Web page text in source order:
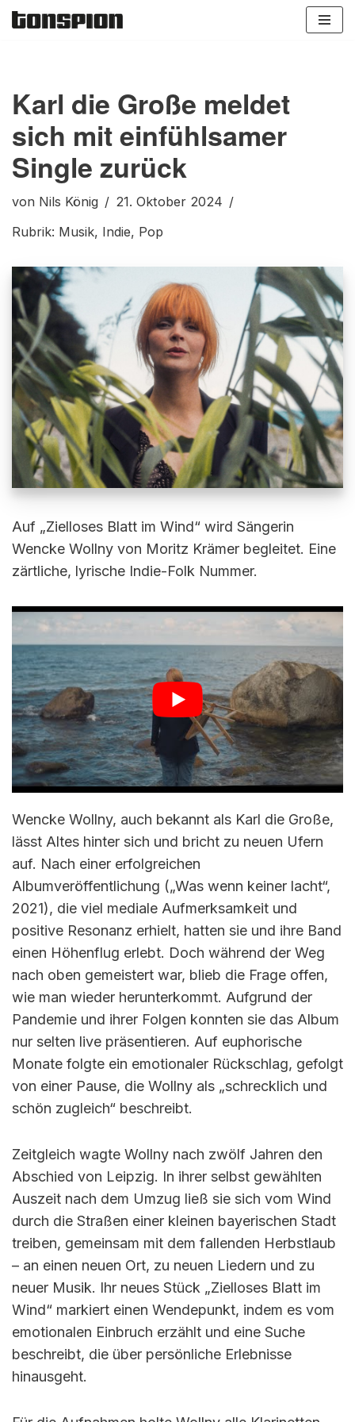
Karl die Große meldet
sich mit einfühlsamer
Single zurück
von Nils König
21. Oktober 2024
Rubrik: Musik, Indie, Pop
Auf „Zielloses Blatt im Wind“ wird Sängerin
Wencke Wollny von Moritz Krämer begleitet. Eine
zärtliche, lyrische Indie-Folk Nummer.
Wencke Wollny, auch bekannt als Karl die Große,
lässt Altes hinter sich und bricht zu neuen Ufern
auf. Nach einer erfolgreichen
Albumveröffentlichung („Was wenn keiner lacht“,
2021), die viel mediale Aufmerksamkeit und
positive Resonanz erhielt, hatten sie und ihre Band
einen Höhenflug erlebt. Doch während der Weg
nach oben gemeistert war, blieb die Frage offen,
wie man wieder herunterkommt. Aufgrund der
Pandemie und ihrer Folgen konnten sie das Album
nur selten live präsentieren. Auf euphorische
Monate folgte ein emotionaler Rückschlag, gefolgt
von einer Pause, die Wollny als „schrecklich und
schön zugleich“ beschreibt.
Zeitgleich wagte Wollny nach zwölf Jahren den
Abschied von Leipzig. In ihrer selbst gewählten
Auszeit nach dem Umzug ließ sie sich vom Wind
durch die Straßen einer kleinen bayerischen Stadt
treiben, gemeinsam mit dem fallenden Herbstlaub
– an einen neuen Ort, zu neuen Liedern und zu
neuer Musik. Ihr neues Stück „Zielloses Blatt im
Wind“ markiert einen Wendepunkt, indem es vom
emotionalen Einbruch erzählt und eine Suche
beschreibt, die über persönliche Erlebnisse
hinausgeht.